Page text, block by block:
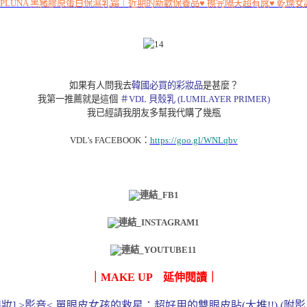
黑豬膠原蛋白保濕乳霜｜近期的新歡保養品♥ 擦完隔天超有感♥ 乾燥女
如果有人問我去韓國必買的彩妝品是甚麼？
我第一推薦就是這個 ＃VDL 貝殼乳 (LUMILAYER PRIMER)
我已經請我朋友多幫我代購了幾瓶
VDL's FACEBOOK： https://goo.gl/WNLqbv
｜MAKE UP 延伸閱讀｜